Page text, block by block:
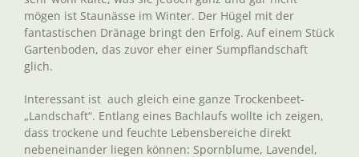
mögen ist Staunässe im Winter. Der Hügel mit der
fantastischen Dränage bringt den Erfolg. Auf einem Stück
Gartenboden, das zuvor eher einer Sumpflandschaft
glich.
Interessant ist auch gleich eine ganze Trockenbeet-
„Landschaft“. Entlang eines Bachlaufs wollte ich zeigen,
dass trockene und feuchte Lebensbereiche direkt
nebeneinander liegen können: Spornblume, Lavendel,